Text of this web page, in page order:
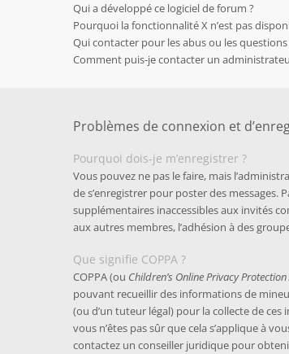
Qui a développé ce logiciel de forum ?
Pourquoi la fonctionnalité X n’est pas
Qui contacter pour les abus ou les
Comment puis-je contacter un
Problèmes de connexion et
Pourquoi dois-je m’enregistrer ?
Vous pouvez ne pas le faire, mais
de s’enregistrer pour poster des
supplémentaires inaccessibles aux invités
aux autres membres, l’adhésion à des
Que signifie COPPA ?
COPPA (ou Children’s Online Privacy Protection
pouvant recueillir des informations de
(ou d’un tuteur légal) pour la collecte de
vous n’êtes pas sûr que cela s’applique à
contactez un conseiller juridique pour